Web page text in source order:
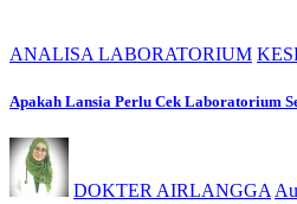
ANALISA LABORATORIUM
Apakah Lansia Perlu Cek Laboratorium
DOKTER AIRLANGGA